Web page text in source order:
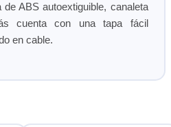
ABS autoextiguible, canaleta
cuenta con una tapa fácil
en cable.